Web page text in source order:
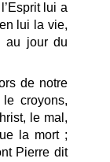
lui a
lui la vie,
au jour du
de notre
croyons,
le mal,
la mort ;
Pierre dit